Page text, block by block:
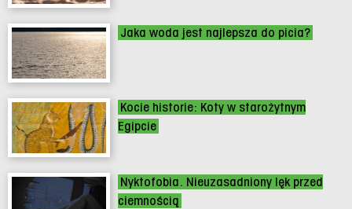
Jaka woda jest najlepsza do picia?
Kocie historie: Koty w starożytnym
Egipcie
Nyktofobia. Nieuzasadniony lęk przed
ciemnością